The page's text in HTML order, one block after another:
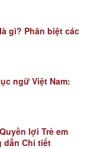
gì? Phân biệt các
ngữ Việt Nam:
lợi Trẻ em
dẫn Chi tiết